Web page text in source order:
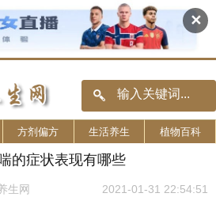
✕
方剂偏方 生活养生 植物百科
的症状表现有哪些
生网 2021-01-31 22:54:51